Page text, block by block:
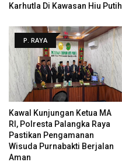
Karhutla Di Kawasan Hiu Putih
P. RAYA
Kawal Kunjungan Ketua MA
RI, Polresta Palangka Raya
Pastikan Pengamanan
Wisuda Purnabakti Berjalan
Aman